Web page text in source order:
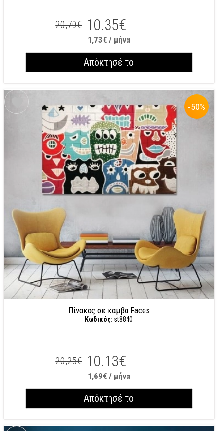
20,70€ 10.35€
1,73€ / μήνα
Απόκτησέ το
-50%
Πίνακας σε καμβά Faces
Κωδικός: st8840
20,25€ 10.13€
1,69€ / μήνα
Απόκτησέ το